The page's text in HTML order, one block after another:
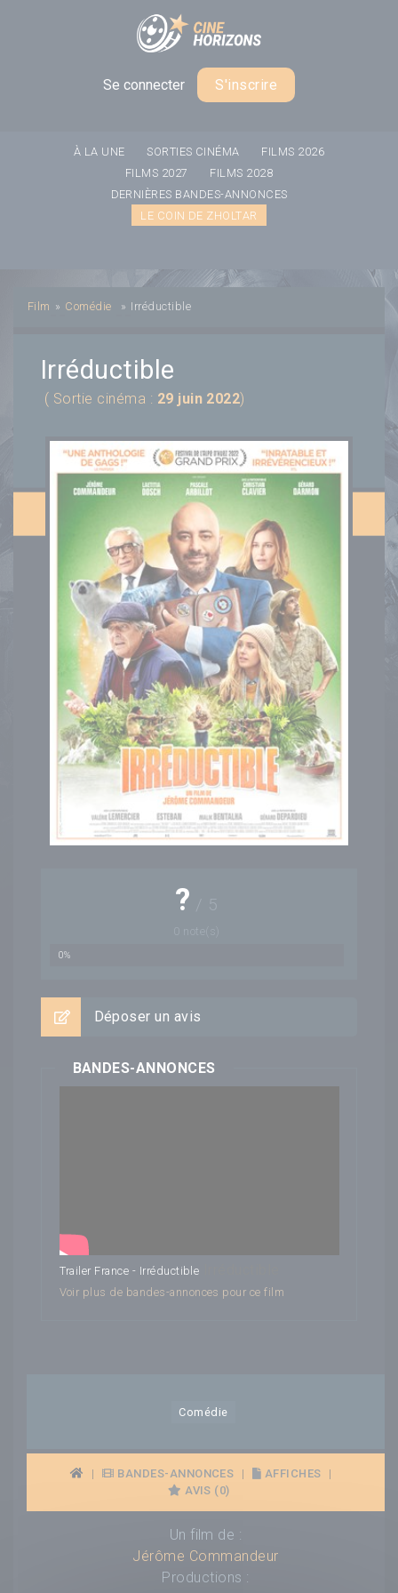
Se connecter S'inscrire
À LA UNE SORTIES CINÉMA
FILMS 2026
FILMS 2027
FILMS 2028
DERNIÈRES BANDES-ANNONCES
LE COIN DE ZHOLTAR
Film » Comédie » Irréductible
Irréductible
( Sortie cinéma : 29 juin 2022)
? / 5
note(s)
0%
Déposer un avis
BANDES-ANNONCES
Trailer France - Irréductible
Voir plus de bandes-annonces pour ce film
Comédie
| BANDES-ANNONCES | AFFICHES
|
AVIS (0)
Un film de :
Jérôme Commandeur
Productions :
Panneau de gestion des cookies